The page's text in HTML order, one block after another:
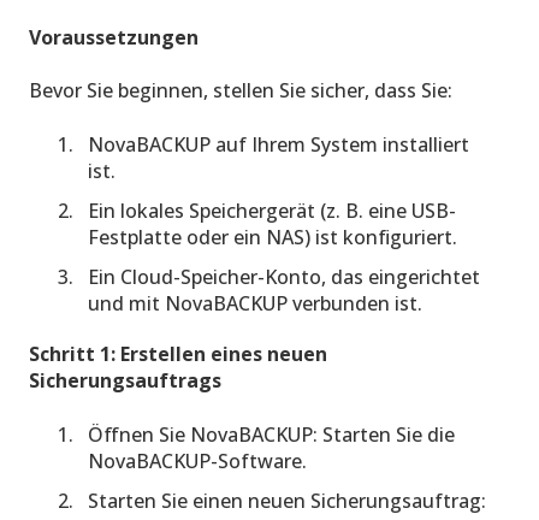
Voraussetzungen
Bevor Sie beginnen, stellen Sie sicher, dass Sie:
NovaBACKUP auf Ihrem System installiert
ist.
Ein lokales Speichergerät (z. B. eine USB-
Festplatte oder ein NAS) ist konfiguriert.
Ein Cloud-Speicher-Konto, das eingerichtet
und mit NovaBACKUP verbunden ist.
Schritt 1: Erstellen eines neuen
Sicherungsauftrags
Öffnen Sie NovaBACKUP: Starten Sie die
NovaBACKUP-Software.
Starten Sie einen neuen Sicherungsauftrag: